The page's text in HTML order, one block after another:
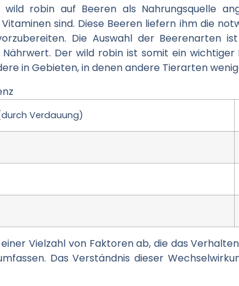
robin auf Beeren als Nahrungsquelle
sind. Diese Beeren liefern ihm die
Die Auswahl der Beerenarten
Der wild robin ist somit ein wichtiger
in Gebieten, in denen andere Tierarten
Verdauung)
Vielzahl von Faktoren ab, die das
Das Verständnis dieser